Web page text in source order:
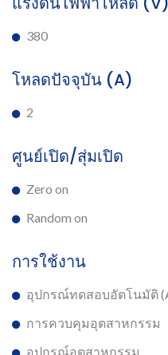
380
โหลดปัจจุบัน (A)
2
ศูนย์เปิด/สุ่มเปิด
Zero on
Random on
การใช้งาน
อุปกรณ์ทดสอบอัตโนมัติ
การควบคุมอุตสาหกรรม
อุปกรณ์อุตสาหกรรม